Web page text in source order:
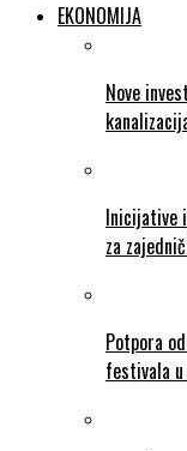
EKONOMIJA
Nove
Inicijative
za
Potpora
festivala